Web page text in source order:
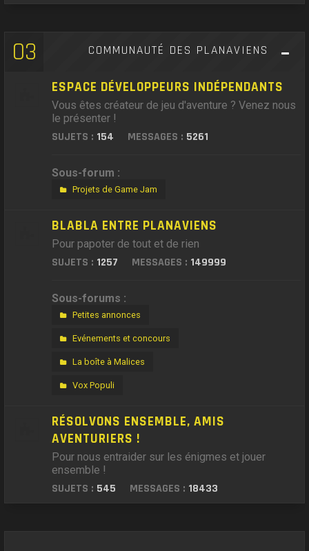
03 COMMUNAUTÉ DES PLANAVIENS
ESPACE DÉVELOPPEURS INDÉPENDANTS
Vous êtes créateur de jeu d'aventure ? Venez nous
le présenter !
SUJETS : 154 MESSAGES : 5261
Sous-forum :
Projets de Game Jam
BLABLA ENTRE PLANAVIENS
Pour papoter de tout et de rien
SUJETS : 1257 MESSAGES : 149999
Sous-forums :
Petites annonces
Evénements et concours
La boîte à Malices
Vox Populi
RÉSOLVONS ENSEMBLE, AMIS
AVENTURIERS !
Pour nous entraider sur les énigmes et jouer
ensemble !
SUJETS : 545 MESSAGES : 18433